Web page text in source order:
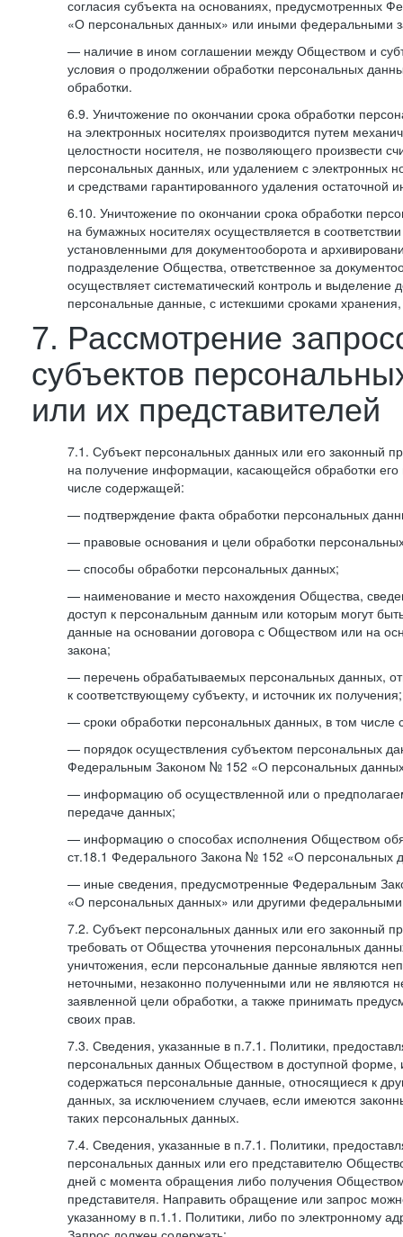
согласия субъекта на основаниях, предусмотренных
«О персональных данных» или иными федеральными
— наличие в ином соглашении между Обществом и
условия о продолжении обработки персональных
обработки.
6.9. Уничтожение по окончании срока обработки
на электронных носителях производится путем
целостности носителя, не позволяющего произвести
персональных данных, или удалением с электронных
и средствами гарантированного удаления остаточной
6.10. Уничтожение по окончании срока обработки
на бумажных носителях осуществляется в
установленными для документооборота и
подразделение Общества, ответственное за
осуществляет систематический контроль и выделение
персональные данные, с истекшими сроками
7. Рассмотрение
субъектов
или их представителей
7.1. Субъект персональных данных или его законный
на получение информации, касающейся обработки
числе содержащей:
— подтверждение факта обработки персональных
— правовые основания и цели обработки
— способы обработки персональных данных;
— наименование и место нахождения Общества,
доступ к персональным данным или которым могут
данные на основании договора с Обществом или на
закона;
— перечень обрабатываемых персональных данных,
к соответствующему субъекту, и источник их получения;
— сроки обработки персональных данных, в том числе
— порядок осуществления субъектом персональных
Федеральным Законом № 152 «О персональных
— информацию об осуществленной или о
передаче данных;
— информацию о способах исполнения Обществом
ст.18.1 Федерального Закона № 152 «О персональных
— иные сведения, предусмотренные Федеральным
«О персональных данных» или другими
7.2. Субъект персональных данных или его законный
требовать от Общества уточнения персональных
уничтожения, если персональные данные являются
неточными, незаконно полученными или не являются
заявленной цели обработки, а также принимать
своих прав.
7.3. Сведения, указанные в п.7.1. Политики,
персональных данных Обществом в доступной форме,
содержаться персональные данные, относящиеся к
данных, за исключением случаев, если имеются
таких персональных данных.
7.4. Сведения, указанные в п.7.1. Политики,
персональных данных или его представителю
дней с момента обращения либо получения
представителя. Направить обращение или запрос
указанному в п.1.1. Политики, либо по электронному